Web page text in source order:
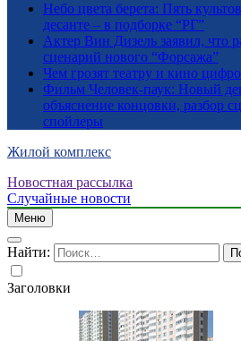
Небо цвета берета: Пять
десанте – в подборке “РГ”
Актер Вин Дизель заявил, что
сценарий нового “Форсажа”
Чем грозят театру и кино
Фильм Человек-паук: Новый
объяснение концовки, разбор
спойлеры
Жилой комплекс
Новостная рассылка
Случайные новости
Меню
Найти:
Заголовки